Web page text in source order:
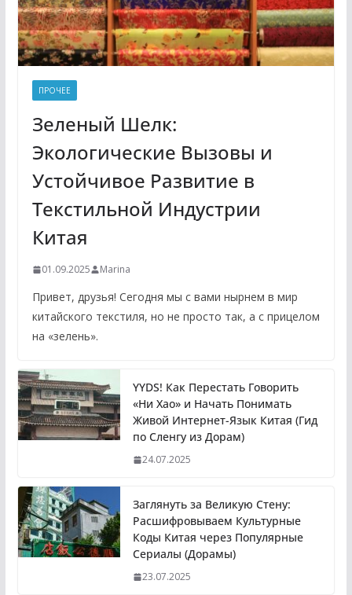
ПРОЧЕЕ
Зеленый Шелк:
Экологические Вызовы и
Устойчивое Развитие в
Текстильной Индустрии
Китая
01.09.2025 Marina
Привет, друзья! Сегодня мы с вами нырнем в мир
китайского текстиля, но не просто так, а с прицелом
на «зелень».
YYDS! Как Перестать Говорить
«Ни Хао» и Начать Понимать
Живой Интернет-Язык Китая (Гид
по Сленгу из Дорам)
24.07.2025
Заглянуть за Великую Стену:
Расшифровываем Культурные
Коды Китая через Популярные
Сериалы (Дорамы)
23.07.2025